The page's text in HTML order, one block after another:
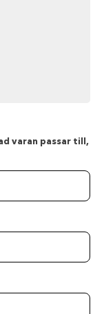
varan passar till,